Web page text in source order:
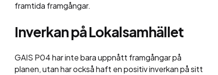
framtida framgångar.
Inverkan på Lokalsamhället
GAIS P04 har inte bara uppnått framgångar på
planen, utan har också haft en positiv inverkan på sitt